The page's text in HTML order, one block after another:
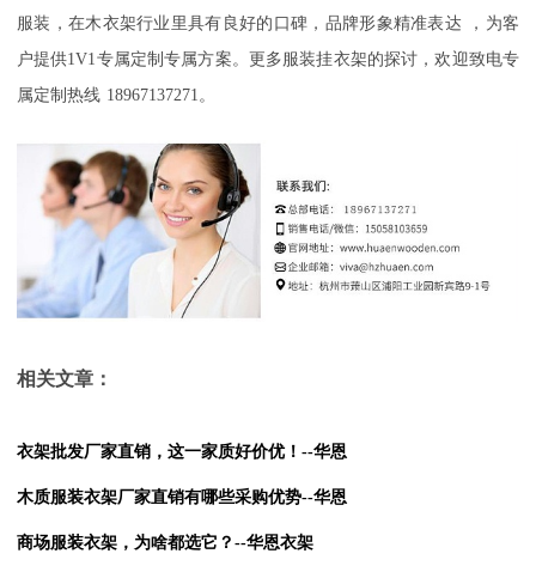
服装，在木衣架行业里具有良好的口碑， 品牌形象精准表达
，为客
户提供1V1 专属定制专属方案。更多 服装挂衣架的探讨，欢迎致电专
属定制热线 18967137271 。
相关文章：
衣架批发厂家直销，这一家质好价优！--华恩
木质服装衣架厂家直销有哪些采购优势--华恩
商场服装衣架，为啥都选它？--华恩衣架